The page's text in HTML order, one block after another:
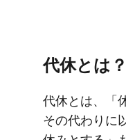
代休とは？
代休とは、​「
その​代わりに​